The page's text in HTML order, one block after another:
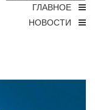
ГЛАВНОЕ
НОВОСТИ